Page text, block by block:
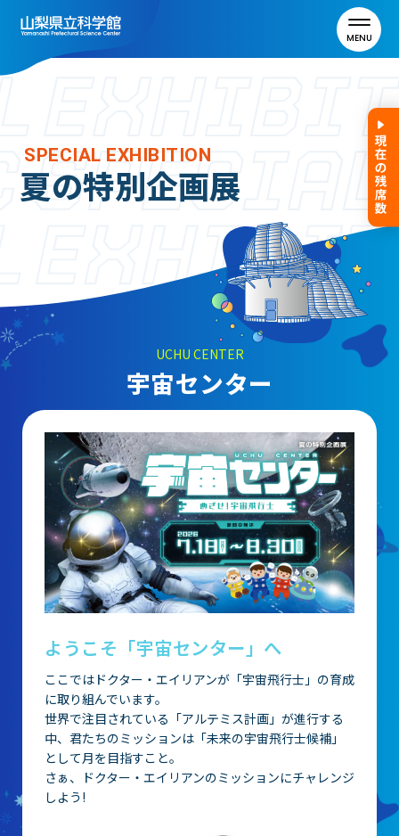
MENU
利用案内
山梨県立科学館について
団体予約受付
2026年度の利用はこちら
施設案内
フロアガイド
天体観測室
展望テラス・円形広場
スペースシアター
実験工作室
ミュージアムショップ
SPECIAL EXHIBITION
夏の特別企画展
UCHU CENTER
宇宙センター
ようこそ「宇宙センター」へ
ここではドクター・エイリアンが「宇宙飛行士」の育成
に取り組んでいます。
世界で注目されている「アルテミス計画」が進行する
中、君たちのミッションは「未来の宇宙飛行士候補」
として月を目指すこと。
さぁ、ドクター・エイリアンのミッションにチャレンジ
しよう!